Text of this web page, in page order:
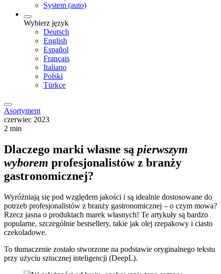
System (auto)
Wybierz język
Deutsch
English
Español
Français
Italiano
Polski
Türkçe
Asortyment
czerwiec 2023
2 min
Dlaczego marki własne są pierwszym
wyborem profesjonalistów z branży
gastronomicznej?
Wyróżniają się pod względem jakości i są idealnie dostosowane do
potrzeb profesjonalistów z branży gastronomicznej – o czym mowa?
Rzecz jasna o produktach marek własnych! Te artykuły są bardzo
popularne, szczególnie bestsellery, takie jak olej rzepakowy i ciasto
czekoladowe.
To tłumaczenie zostało stworzone na podstawie oryginalnego tekstu
przy użyciu sztucznej inteligencji (DeepL).